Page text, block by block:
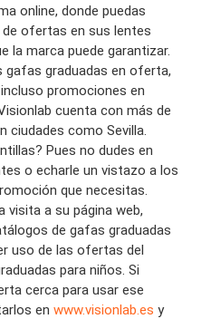
online, donde puedas
ofertas en sus lentes
la marca puede garantizar.
graduadas en oferta,
promociones en
cuenta con más de
ciudades como Sevilla.
Pues no dudes en
o echarle un vistazo a los
que necesitas.
visita a su página web,
de gafas graduadas
uso de las ofertas del
para niños. Si
cerca para usar ese
en www.visionlab.es y